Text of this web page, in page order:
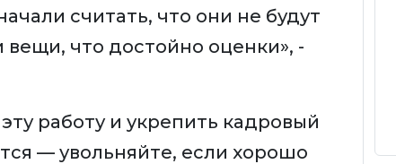
считать, что они не будут
что достойно оценки», -
работу и укрепить кадровый
— увольняйте, если хорошо